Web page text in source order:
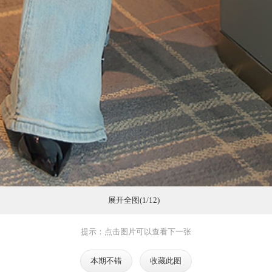
展开全图(1/12)
提示：点击图片可以查看下一张
本期不错 收藏此图